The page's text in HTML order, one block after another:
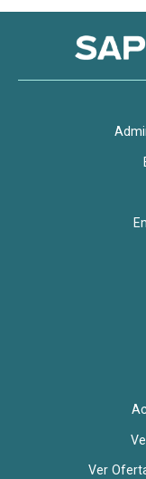
Ver